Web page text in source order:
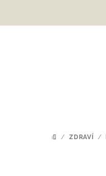
DOMŮ
/ ZDRAVÍ /